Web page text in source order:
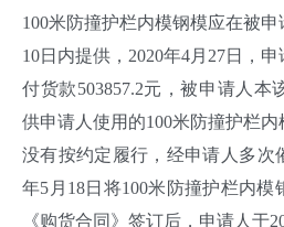
100米防撞护栏内模钢模应在被
10日内提供，2020年4月27日，
付货款503857.2元，被申请人本
供申请人使用的100米防撞护栏
没有按约定履行，经申请人多次
年5月18日将100米防撞护栏内模
《购货合同》签订后，申请人于